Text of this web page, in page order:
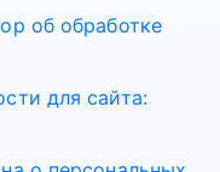
об обработке
для сайта: